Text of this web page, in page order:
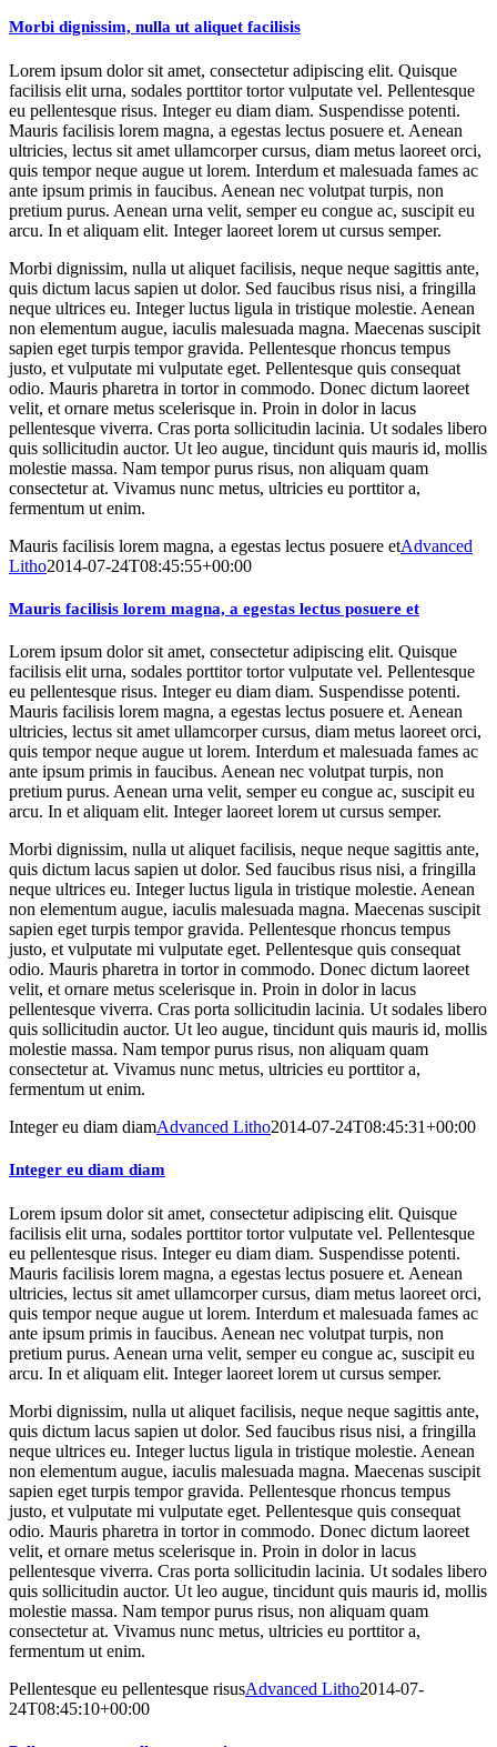
Morbi dignissim, nulla ut aliquet facilisis
Lorem ipsum dolor sit amet, consectetur adipiscing elit. Quisque
facilisis elit urna, sodales porttitor tortor vulputate vel. Pellentesque
eu pellentesque risus. Integer eu diam diam. Suspendisse potenti.
Mauris facilisis lorem magna, a egestas lectus posuere et. Aenean
ultricies, lectus sit amet ullamcorper cursus, diam metus laoreet orci,
quis tempor neque augue ut lorem. Interdum et malesuada fames ac
ante ipsum primis in faucibus. Aenean nec volutpat turpis, non
pretium purus. Aenean urna velit, semper eu congue ac, suscipit eu
arcu. In et aliquam elit. Integer laoreet lorem ut cursus semper.
Morbi dignissim, nulla ut aliquet facilisis, neque neque sagittis ante,
quis dictum lacus sapien ut dolor. Sed faucibus risus nisi, a fringilla
neque ultrices eu. Integer luctus ligula in tristique molestie. Aenean
non elementum augue, iaculis malesuada magna. Maecenas suscipit
sapien eget turpis tempor gravida. Pellentesque rhoncus tempus
justo, et vulputate mi vulputate eget. Pellentesque quis consequat
odio. Mauris pharetra in tortor in commodo. Donec dictum laoreet
velit, et ornare metus scelerisque in. Proin in dolor in lacus
pellentesque viverra. Cras porta sollicitudin lacinia. Ut sodales libero
quis sollicitudin auctor. Ut leo augue, tincidunt quis mauris id, mollis
molestie massa. Nam tempor purus risus, non aliquam quam
consectetur at. Vivamus nunc metus, ultricies eu porttitor a,
fermentum ut enim.
Mauris facilisis lorem magna, a egestas lectus posuere etAdvanced
Litho2014-07-24T08:45:55+00:00
Mauris facilisis lorem magna, a egestas lectus posuere et
Lorem ipsum dolor sit amet, consectetur adipiscing elit. Quisque
facilisis elit urna, sodales porttitor tortor vulputate vel. Pellentesque
eu pellentesque risus. Integer eu diam diam. Suspendisse potenti.
Mauris facilisis lorem magna, a egestas lectus posuere et. Aenean
ultricies, lectus sit amet ullamcorper cursus, diam metus laoreet orci,
quis tempor neque augue ut lorem. Interdum et malesuada fames ac
ante ipsum primis in faucibus. Aenean nec volutpat turpis, non
pretium purus. Aenean urna velit, semper eu congue ac, suscipit eu
arcu. In et aliquam elit. Integer laoreet lorem ut cursus semper.
Morbi dignissim, nulla ut aliquet facilisis, neque neque sagittis ante,
quis dictum lacus sapien ut dolor. Sed faucibus risus nisi, a fringilla
neque ultrices eu. Integer luctus ligula in tristique molestie. Aenean
non elementum augue, iaculis malesuada magna. Maecenas suscipit
sapien eget turpis tempor gravida. Pellentesque rhoncus tempus
justo, et vulputate mi vulputate eget. Pellentesque quis consequat
odio. Mauris pharetra in tortor in commodo. Donec dictum laoreet
velit, et ornare metus scelerisque in. Proin in dolor in lacus
pellentesque viverra. Cras porta sollicitudin lacinia. Ut sodales libero
quis sollicitudin auctor. Ut leo augue, tincidunt quis mauris id, mollis
molestie massa. Nam tempor purus risus, non aliquam quam
consectetur at. Vivamus nunc metus, ultricies eu porttitor a,
fermentum ut enim.
Integer eu diam diamAdvanced Litho2014-07-24T08:45:31+00:00
Integer eu diam diam
Lorem ipsum dolor sit amet, consectetur adipiscing elit. Quisque
facilisis elit urna, sodales porttitor tortor vulputate vel. Pellentesque
eu pellentesque risus. Integer eu diam diam. Suspendisse potenti.
Mauris facilisis lorem magna, a egestas lectus posuere et. Aenean
ultricies, lectus sit amet ullamcorper cursus, diam metus laoreet orci,
quis tempor neque augue ut lorem. Interdum et malesuada fames ac
ante ipsum primis in faucibus. Aenean nec volutpat turpis, non
pretium purus. Aenean urna velit, semper eu congue ac, suscipit eu
arcu. In et aliquam elit. Integer laoreet lorem ut cursus semper.
Morbi dignissim, nulla ut aliquet facilisis, neque neque sagittis ante,
quis dictum lacus sapien ut dolor. Sed faucibus risus nisi, a fringilla
neque ultrices eu. Integer luctus ligula in tristique molestie. Aenean
non elementum augue, iaculis malesuada magna. Maecenas suscipit
sapien eget turpis tempor gravida. Pellentesque rhoncus tempus
justo, et vulputate mi vulputate eget. Pellentesque quis consequat
odio. Mauris pharetra in tortor in commodo. Donec dictum laoreet
velit, et ornare metus scelerisque in. Proin in dolor in lacus
pellentesque viverra. Cras porta sollicitudin lacinia. Ut sodales libero
quis sollicitudin auctor. Ut leo augue, tincidunt quis mauris id, mollis
molestie massa. Nam tempor purus risus, non aliquam quam
consectetur at. Vivamus nunc metus, ultricies eu porttitor a,
fermentum ut enim.
Pellentesque eu pellentesque risusAdvanced Litho2014-07-
24T08:45:10+00:00